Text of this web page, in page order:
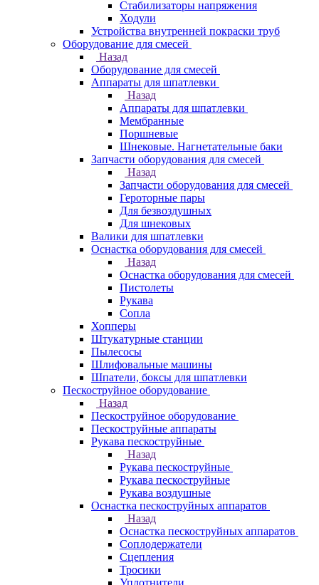
Стабилизаторы напряжения
Ходули
Устройства внутренней покраски труб
Оборудование для смесей
Назад
Оборудование для смесей
Аппараты для шпатлевки
Назад
Аппараты для шпатлевки
Мембранные
Поршневые
Шнековые. Нагнетательные баки
Запчасти оборудования для смесей
Назад
Запчасти оборудования для смесей
Героторные пары
Для безвоздушных
Для шнековых
Валики для шпатлевки
Оснастка оборудования для смесей
Назад
Оснастка оборудования для смесей
Пистолеты
Рукава
Сопла
Хопперы
Штукатурные станции
Пылесосы
Шлифовальные машины
Шпатели, боксы для шпатлевки
Пескоструйное оборудование
Назад
Пескоструйное оборудование
Пескоструйные аппараты
Рукава пескоструйные
Назад
Рукава пескоструйные
Рукава пескоструйные
Рукава воздушные
Оснастка пескоструйных аппаратов
Назад
Оснастка пескоструйных аппаратов
Соплодержатели
Сцепления
Тросики
Уплотнители